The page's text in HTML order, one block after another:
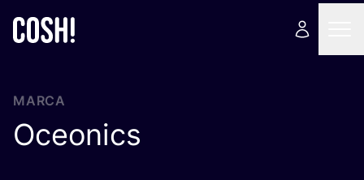
MARCA
Oceonics